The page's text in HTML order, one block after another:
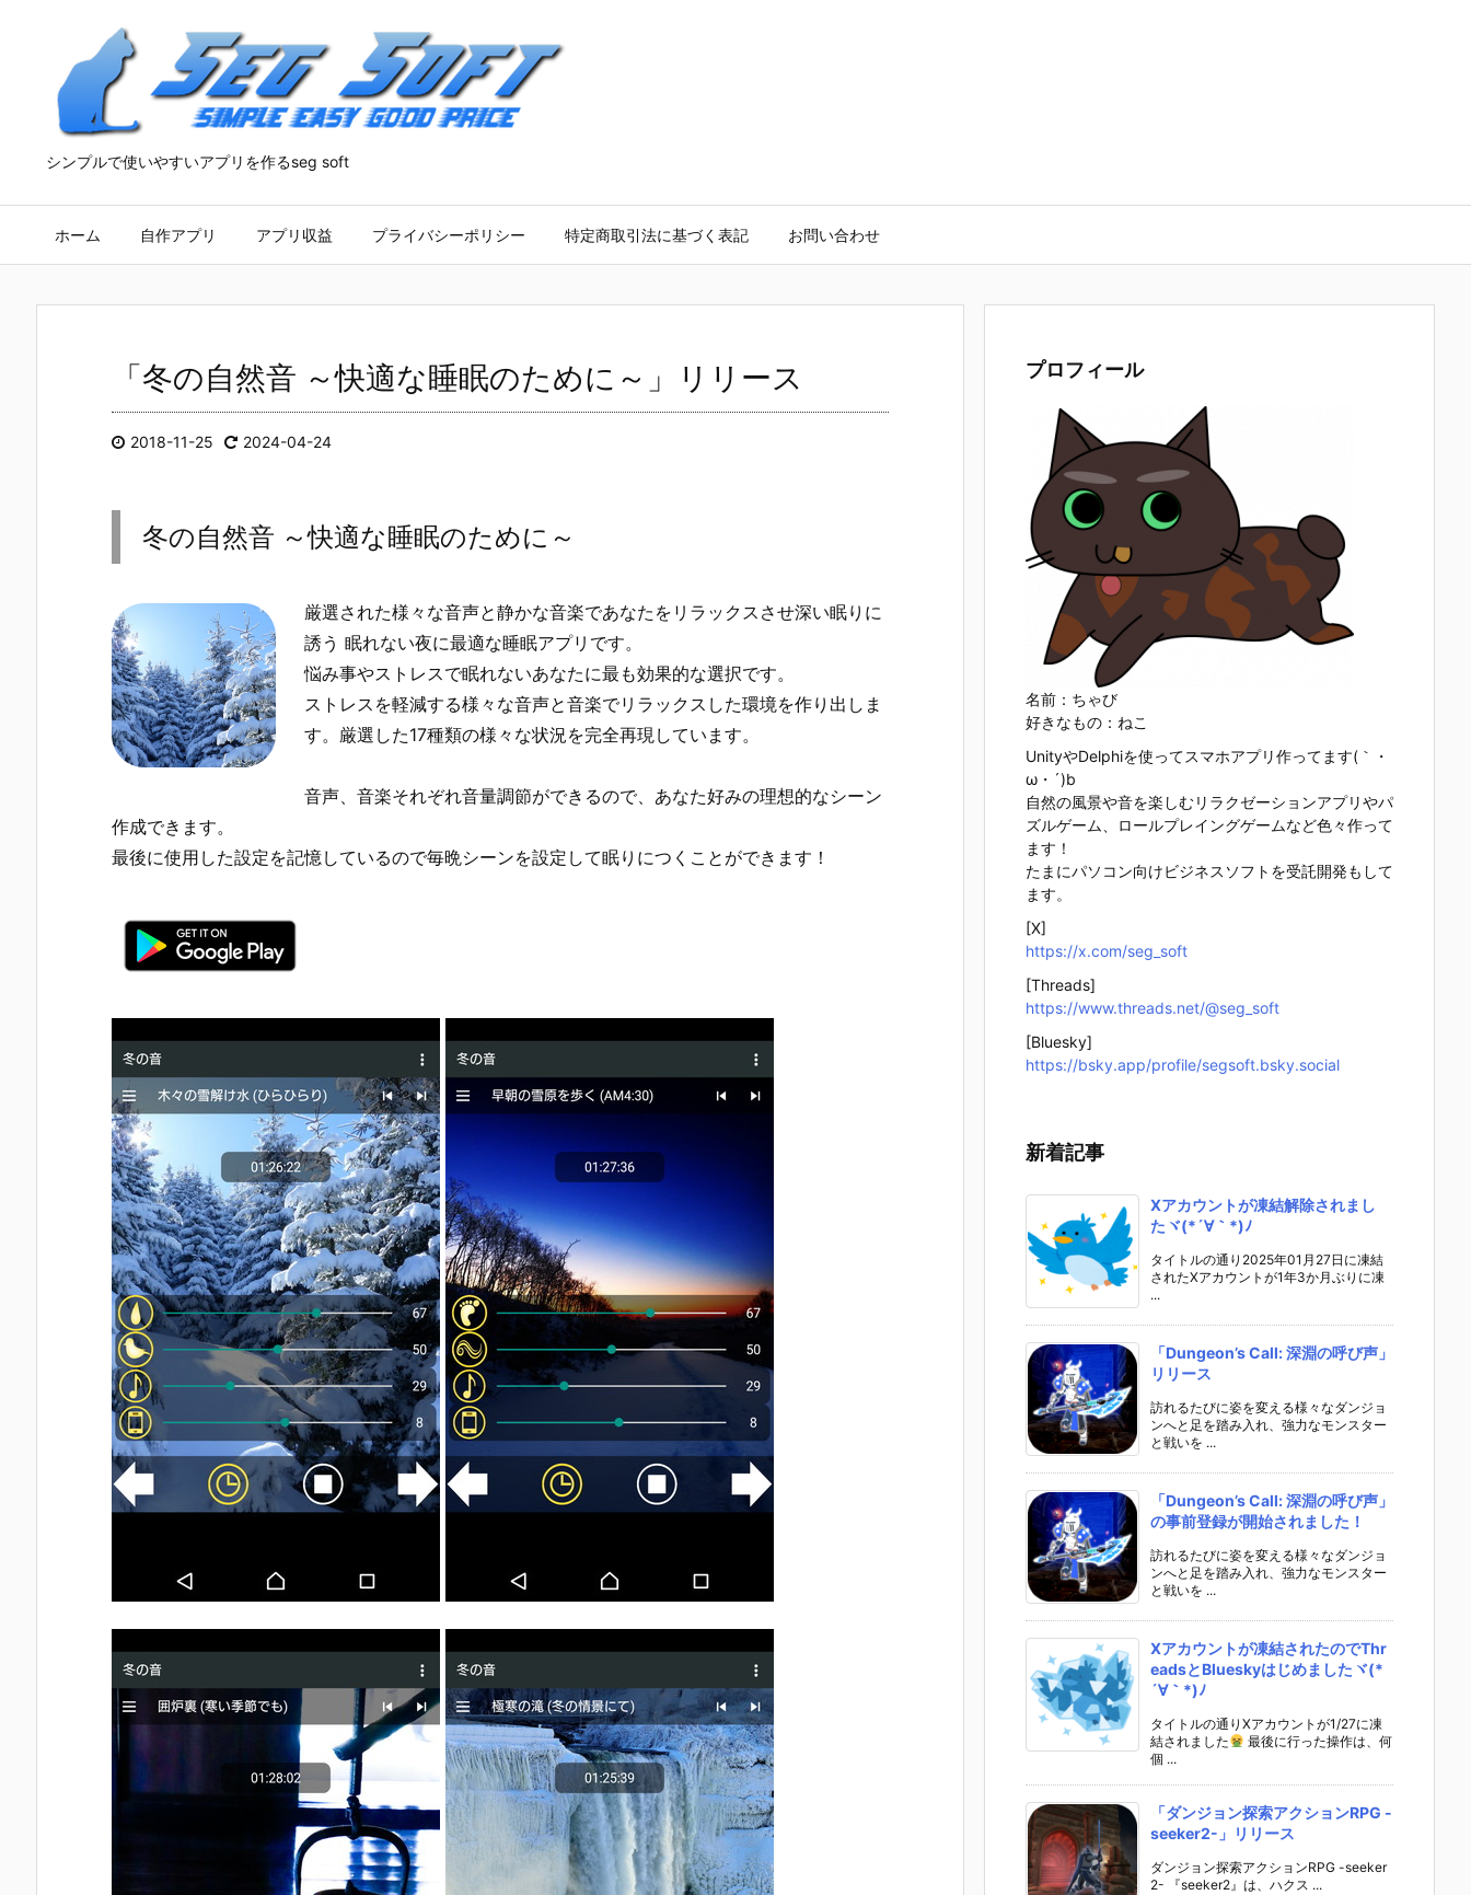
シンプルで使いやすいアプリを作るseg soft
ホーム 自作アプリ アプリ収益 プライバシーポリシー 特定商取引法に基づく表記 お問い合わせ
「冬の自然音 ～快適な睡眠のために～」リリース
2018-11-25 2024-04-24
冬の自然音 ～快適な睡眠のために～
厳選された様々な音声と静かな音楽であなたをリラックスさせ深い眠りに
誘う 眠れない夜に最適な睡眠アプリです。
悩み事やストレスで眠れないあなたに最も効果的な選択です。
ストレスを軽減する様々な音声と音楽でリラックスした環境を作り出しま
す。厳選した17種類の様々な状況を完全再現しています。
音声、音楽それぞれ音量調節ができるので、あなた好みの理想的なシーン
作成できます。
最後に使用した設定を記憶しているので毎晩シーンを設定して眠りにつくことができます！
プロフィール
名前：ちゃび
好きなもの：ねこ
UnityやDelphiを使ってスマホアプリ作ってます(｀・
ω・´)b
自然の風景や音を楽しむリラクゼーションアプリやパ
ズルゲーム、ロールプレイングゲームなど色々作って
ます！
たまにパソコン向けビジネスソフトを受託開発もして
ます。
[X]
https://x.com/seg_soft
[Threads]
https://www.threads.net/@seg_soft
[Bluesky]
https://bsky.app/profile/segsoft.bsky.social
新着記事
Xアカウントが凍結解除されまし
たヾ(*´∀｀*)ﾉ
タイトルの通り2025年01月27日に凍結
されたXアカウントが1年3か月ぶりに凍
...
「Dungeon’s Call: 深淵の呼び声」
リリース
訪れるたびに姿を変える様々なダンジョ
ンへと足を踏み入れ、強力なモンスター
と戦いを ...
「Dungeon’s Call: 深淵の呼び声」
の事前登録が開始されました！
訪れるたびに姿を変える様々なダンジョ
ンへと足を踏み入れ、強力なモンスター
と戦いを ...
Xアカウントが凍結されたのでThr
eadsとBlueskyはじめましたヾ(*
´∀｀*)ﾉ
タイトルの通りXアカウントが1/27に凍
結されました
最後に行った操作は、何
個 ...
「ダンジョン探索アクションRPG -
seeker2-」リリース
ダンジョン探索アクションRPG -seeker
2- 『seeker2』は、ハクス ...